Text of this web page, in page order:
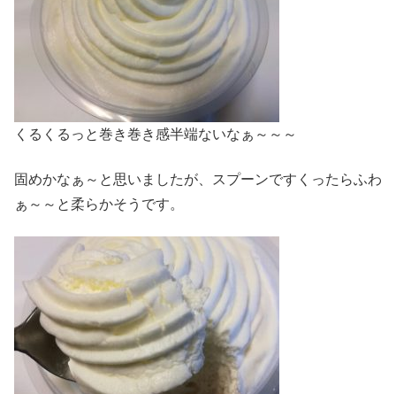
くるくるっと巻き巻き感半端ないなぁ～～～
固めかなぁ～と思いましたが、スプーンですくったらふわ
ぁ～～と柔らかそうです。